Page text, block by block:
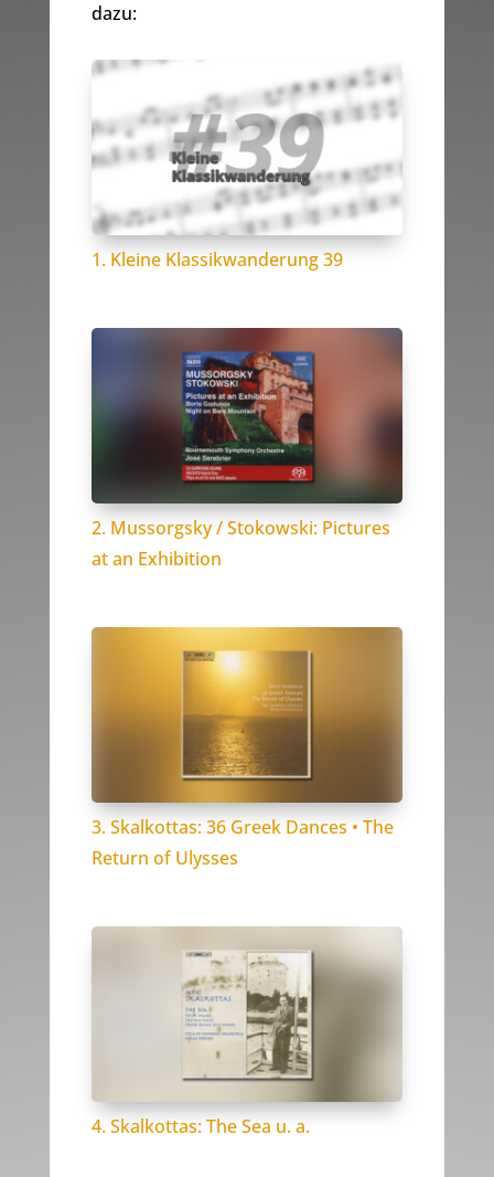
dazu:
1. Kleine Klassikwanderung 39
2. Mussorgsky / Stokowski: Pictures
at an Exhibition
3. Skalkottas: 36 Greek Dances • The
Return of Ulysses
4. Skalkottas: The Sea u. a.